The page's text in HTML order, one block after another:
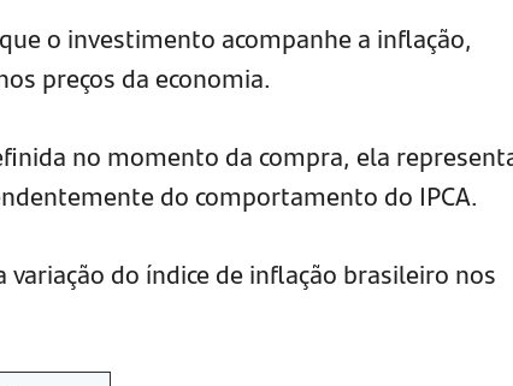
o investimento acompanhe a inflação,
preços da economia.
no momento da compra, ela
do comportamento do IPCA.
variação do índice de inflação brasileiro nos